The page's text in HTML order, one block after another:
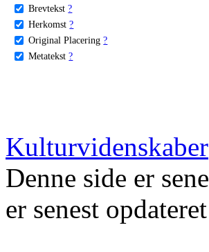
Brevtekst ?
Herkomst ?
Original Placering ?
Metatekst ?
Kulturvidenskaber
Denne side er
er senest